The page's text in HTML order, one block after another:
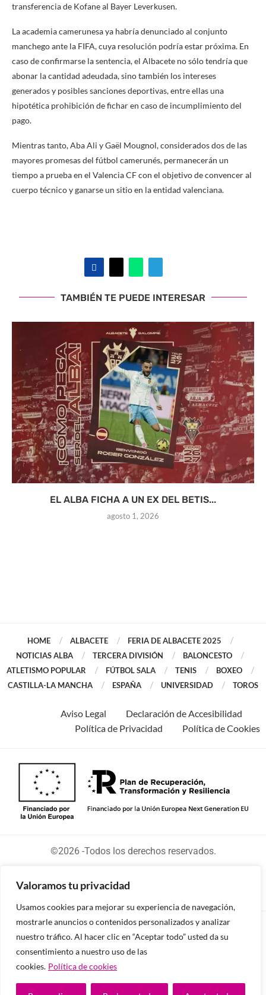
Valoramos tu privacidad
Usamos cookies para mejorar su experiencia de navegación,
mostrarle anuncios o contenidos personalizados y analizar
nuestro tráfico. Al hacer clic en “Aceptar todo” usted da su
consentimiento a nuestro uso de las
cookies. Política de cookies
transferencia de Kofane al Bayer Leverkusen.
La academia camerunesa ya habría denunciado al conjunto
manchego ante la FIFA, cuya resolución podría estar próxima. En
caso de confirmarse la sentencia, el Albacete no sólo tendría que
abonar la cantidad adeudada, sino también los intereses
generados y posibles sanciones deportivas, entre ellas una
hipotética prohibición de fichar en caso de incumplimiento del
pago.
Mientras tanto, Aba Ali y Gaël Mougnol, considerados dos de las
mayores promesas del fútbol camerunés, permanecerán un
tiempo a prueba en el Valencia CF con el objetivo de convencer al
cuerpo técnico y ganarse un sitio en la entidad valenciana.
TAMBIÉN TE PUEDE INTERESAR
EL ALBA FICHA A UN EX DEL BETIS...
agosto 1, 2026
HOME ALBACETE
FERIA DE ALBACETE 2025
NOTICIAS ALBA
TERCERA DIVISIÓN
BALONCESTO
ATLETISMO POPULAR
FÚTBOL SALA TENIS
BOXEO
CASTILLA-LA MANCHA
ESPAÑA UNIVERSIDAD TOROS
Aviso Legal
Declaración de Accesibilidad
Política de Privacidad
Política de Cookies
©2026 -Todos los derechos reservados.
Diseñado y desarrollado por tu equipo Imedia
Comunicación